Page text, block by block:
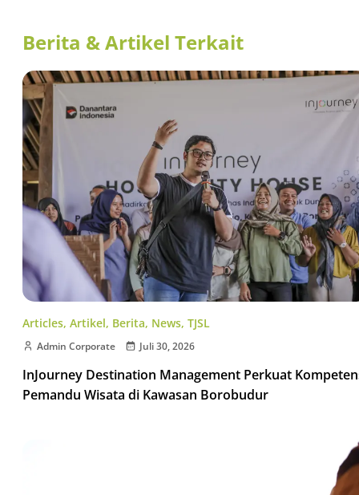
Berita & Artikel Terkait
Articles, Artikel, Berita, News, TJSL
Admin Corporate Juli 30, 2026
InJourney Destination Management Perkuat
Pemandu Wisata di Kawasan Borobudur